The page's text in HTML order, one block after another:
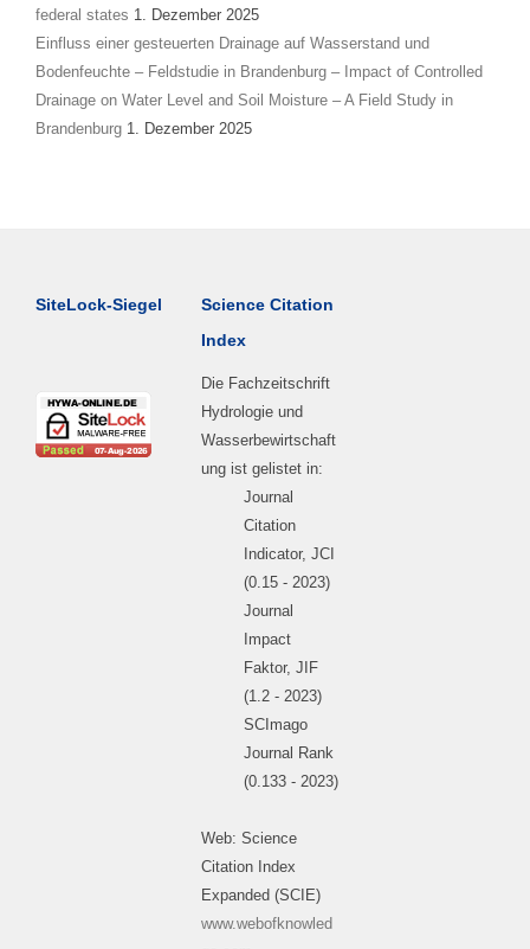
federal states 1. Dezember 2025
Einfluss einer gesteuerten Drainage auf Wasserstand und
Bodenfeuchte – Feldstudie in Brandenburg – Impact of Controlled
Drainage on Water Level and Soil Moisture – A Field Study in
Brandenburg 1. Dezember 2025
SiteLock-Siegel
Science Citation
Index
Die Fachzeitschrift
Hydrologie und
Wasserbewirtschaft
ung ist gelistet in:
Journal
Citation
Indicator, JCI
(0.15 - 2023)
Journal
Impact
Faktor, JIF
(1.2 - 2023)
SCImago
Journal Rank
(0.133 - 2023)
Web: Science
Citation Index
Expanded (SCIE)
www.webofknowled